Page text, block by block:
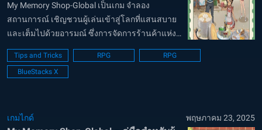
My Memory Shop-Global เป็นเกม จำลอง
สถานการณ์ เชิญชวนผู้เล่นเข้าสู่โลกที่แสนสบาย
และเต็มไปด้วยอารมณ์ ซึ่งการจัดการร้านค้าแห่ง
ความทรงจำจะกลายเป็นทั้งการเดินทางที่จริงใจ
และความท้าทายเชิงกลยุทธ์ ด้วยภาพที่สวยงาม
และการเล่าเรื่องที่ลึกซึ้ง เกมนี้จึงดึงดูดผู...
Tips and Tricks RPG
RPG
BlueStacks X
เกมไกด์ พฤษภาคม 23, 2025